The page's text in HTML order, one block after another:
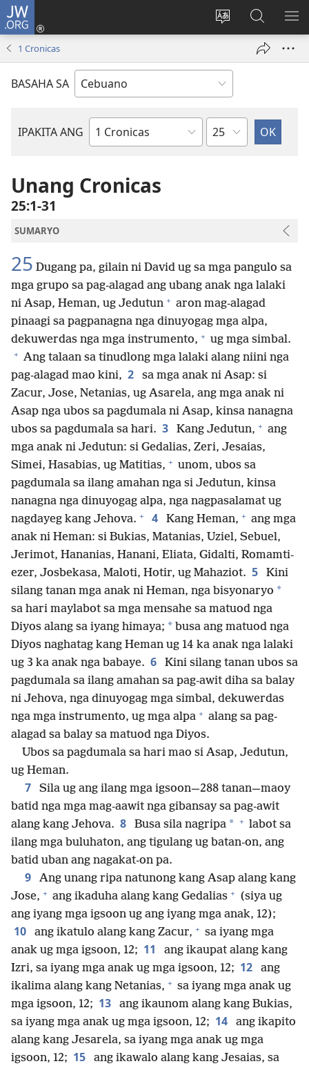
JW.ORG
Ilisi
pinulongan
sa
site
Log
ug
window)
Pangitaa
sa
JW.ORG
1 Cronicas
BASAHA SA
IPAKITA ANG
Basahon
Bibliya
Kapitulo
Unang Cronicas
25:1-31
SUMARYO
25 Dugang pa, gilain ni David ug sa mga pangulo sa
mga grupo sa pag-alagad ang ubang anak nga lalaki
ni Asap, Heman, ug Jedutun + aron mag-alagad
pinaagi sa pagpanagna nga dinuyogag mga alpa,
dekuwerdas nga mga instrumento, + ug mga simbal.
+ Ang talaan sa tinudlong mga lalaki alang niini nga
pag-alagad mao kini, 2
sa mga anak ni Asap: si
Zacur, Jose, Netanias, ug Asarela, ang mga anak ni
Asap nga ubos sa pagdumala ni Asap, kinsa nanagna
ubos sa pagdumala sa hari. 3 Kang Jedutun, + ang
mga anak ni Jedutun: si Gedalias, Zeri, Jesaias,
Simei, Hasabias, ug Matitias, + unom, ubos sa
pagdumala sa ilang amahan nga si Jedutun, kinsa
nanagna nga dinuyogag alpa, nga nagpasalamat ug
nagdayeg kang Jehova. + 4 Kang Heman, + ang mga
anak ni Heman: si Bukias, Matanias, Uziel, Sebuel,
Jerimot, Hananias, Hanani, Eliata, Gidalti, Romamti-
ezer, Josbekasa, Maloti, Hotir, ug Mahaziot. 5
Kini
silang tanan mga anak ni Heman, nga bisyonaryo *
sa hari maylabot sa mga mensahe sa matuod nga
Diyos alang sa iyang himaya; * busa ang matuod nga
Diyos naghatag kang Heman ug 14 ka anak nga lalaki
ug 3 ka anak nga babaye. 6
Kini silang tanan ubos sa
pagdumala sa ilang amahan sa pag-awit diha sa balay
ni Jehova, nga dinuyogag mga simbal, dekuwerdas
nga mga instrumento, ug mga alpa + alang sa pag-
alagad sa balay sa matuod nga Diyos.
Ubos sa pagdumala sa hari mao si Asap, Jedutun,
ug Heman.
7
Sila ug ang ilang mga igsoon​—288 tanan—​maoy
batid nga mga mag-aawit nga gibansay sa pag-awit
alang kang Jehova. 8 Busa sila nagripa * + labot sa
ilang mga buluhaton, ang tigulang ug batan-on, ang
batid uban ang nagakat-on pa.
9
Ang unang ripa natunong kang Asap alang kang
Jose, + ang ikaduha alang kang Gedalias + (siya ug
ang iyang mga igsoon ug ang iyang mga anak, 12);
10 ang ikatulo alang kang Zacur, + sa iyang mga
anak ug mga igsoon, 12; 11
ang ikaupat alang kang
Izri, sa iyang mga anak ug mga igsoon, 12; 12
ang
ikalima alang kang Netanias, + sa iyang mga anak ug
mga igsoon, 12; 13
ang ikaunom alang kang Bukias,
sa iyang mga anak ug mga igsoon, 12; 14
ang ikapito
alang kang Jesarela, sa iyang mga anak ug mga
igsoon, 12; 15
ang ikawalo alang kang Jesaias, sa